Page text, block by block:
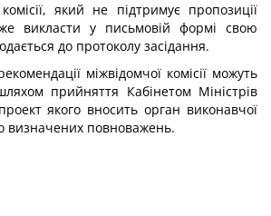
який не підтримує пропозиції
викласти у письмовій формі свою
до протоколу засідання.
міжвідомчої комісії можуть
прийняття Кабінетом Міністрів
якого вносить орган виконавчої
визначених повноважень.